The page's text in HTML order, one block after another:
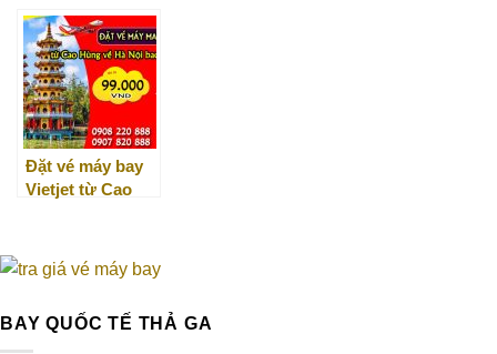
Thơ đi Đài Bắc
Đặt vé máy bay
Vietjet từ Cao
BAY QUỐC TẾ THẢ GA